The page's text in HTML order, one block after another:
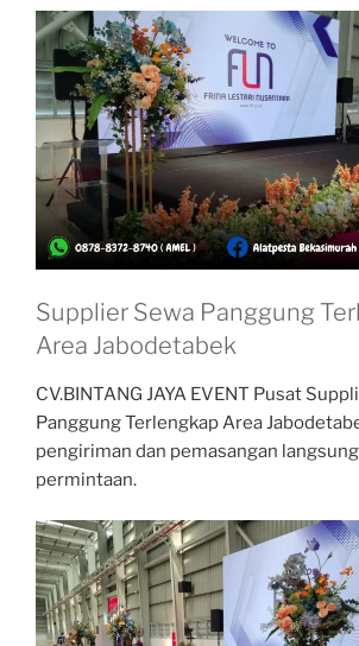
Supplier Sewa Panggung
Area Jabodetabek
CV.BINTANG JAYA EVENT Pusat
Panggung Terlengkap Area
pengiriman dan pemasangan
permintaan.